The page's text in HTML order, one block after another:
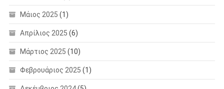
Μάιος 2025 (1)
Απρίλιος 2025 (6)
Μάρτιος 2025 (10)
Φεβρουάριος 2025 (1)